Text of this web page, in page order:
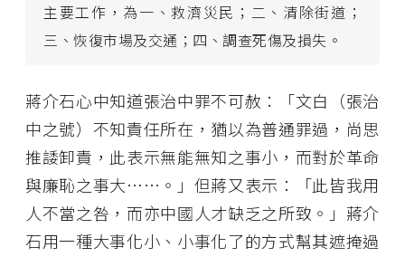
主要工作，為一、救濟災民；二、清除街道；
三、恢復市場及交通；四、調查死傷及損失。
蔣介石心中知道張治中罪不可赦：「文白（張治
中之號）不知責任所在，猶以為普通罪過，尚思
推諉卸責，此表示無能無知之事小，而對於革命
與廉恥之事大……。」但蔣又表示：「此皆我用
人不當之咎，而亦中國人才缺乏之所致。」蔣介
石用一種大事化小、小事化了的方式幫其遮掩過